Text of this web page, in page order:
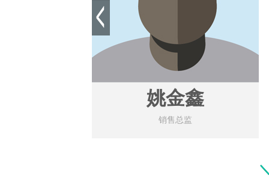
黄永江
总经理